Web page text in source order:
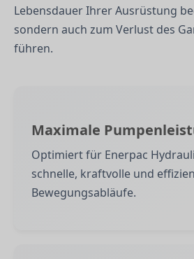
Lebensdauer Ihrer Ausrüstung
sondern auch zum Verlust des
führen.
Maximale
Optimiert für Enerpac
schnelle, kraftvolle und
Bewegungsabläufe.